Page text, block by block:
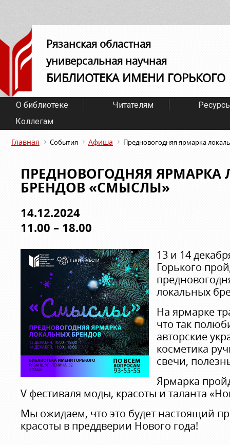
Рязанская областная
универсальная научная
БИБЛИОТЕКА ИМЕНИ ГОРЬКОГО
О библиотеке Читателям
Коллегам
Главная События Афиша Предновогодняя ярмарка
ПРЕДНОВОГОДНЯЯ ЯРМАРКА
БРЕНДОВ «СМЫСЛЫ»
14.12.2024
11.00 – 18.00
13 и 14
Горького
локальных
На ярмарке
что так
авторские
косметика
свечи,
Ярмарка
V фестиваля моды, красоты и таланта
Мы ожидаем, что это будет настоящий
красоты в преддверии Нового года!